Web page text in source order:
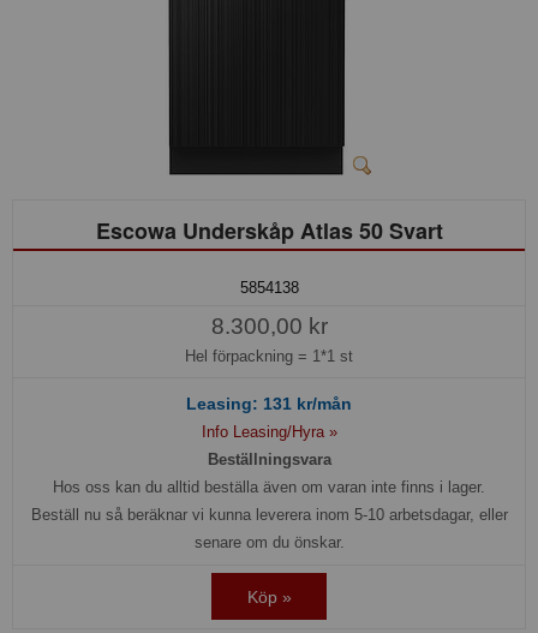
Escowa Underskåp Atlas 50 Svart
5854138
8.300,00 kr
Hel förpackning = 1*1 st
Leasing: 131 kr/mån
Info Leasing/Hyra »
Beställningsvara
Hos oss kan du alltid beställa även om varan inte finns i lager.
Beställ nu så beräknar vi kunna leverera inom 5-10 arbetsdagar, eller
senare om du önskar.
Köp »